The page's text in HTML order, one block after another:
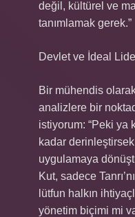
değil, kültürel ve
tanımlamak gerek.”
Devlet ve İdeal
Bir mühendis
analizlere bir
istiyorum: “Peki ya
kadar
uygulamaya
Kut, sadece
lütfun halkın
yönetim biçimi mi